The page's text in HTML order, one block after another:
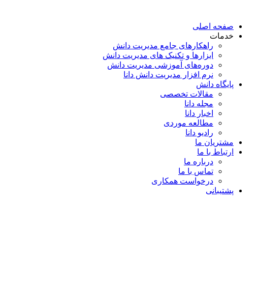
محتوا
صفحه اصلی
خدمات
راهکارهای جامع مدیریت دانش
ابزارها و تکنیک‌ های مدیریت دانش
دوره‌های آموزشی مدیریت دانش
نرم افزار مدیریت دانش دانا
پایگاه دانش
مقالات تخصصی
مجله دانا
اخبار دانا
مطالعه موردی
رادیو دانا
مشتریان ما
ارتباط با ما
درباره ما
تماس با ما
درخواست همکاری
پشتیبانی